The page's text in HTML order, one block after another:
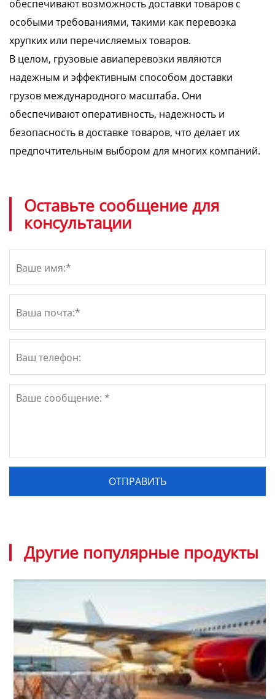
обеспечивают возможность доставки товаров с
особыми требованиями, такими как перевозка
хрупких или перечисляемых товаров.
В целом, грузовые авиаперевозки являются
надежным и эффективным способом доставки
грузов международного масштаба. Они
обеспечивают оперативность, надежность и
безопасность в доставке товаров, что делает их
предпочтительным выбором для многих компаний.
Оставьте сообщение для
консультации
Другие популярные продукты